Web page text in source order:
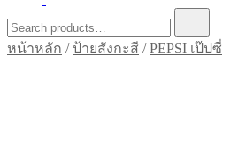
ป้ายสังกะสี สไตล์ลอฟท์ วินเทจ เรโทร |
ป้ายวินเทจ แต่งบ้าน ร้านกาแฟ ผับ โรง
ฮาร์เล่ย์โฆษณาเก่าโบราณ มีราคาแบบ
O8664277II
for:
หน้าหลัก / ป้ายสังกะสี /PEPSI เป๊ปซี่